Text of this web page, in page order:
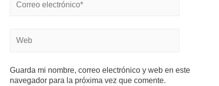
Guarda mi nombre, correo electrónico y web en este
navegador para la próxima vez que comente.